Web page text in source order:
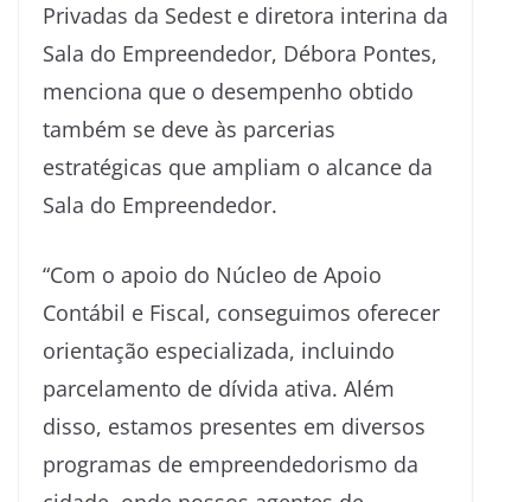
Privadas da Sedest e diretora interina da
Sala do Empreendedor, Débora Pontes,
menciona que o desempenho obtido
também se deve às parcerias
estratégicas que ampliam o alcance da
Sala do Empreendedor.
“Com o apoio do Núcleo de Apoio
Contábil e Fiscal, conseguimos oferecer
orientação especializada, incluindo
parcelamento de dívida ativa. Além
disso, estamos presentes em diversos
programas de empreendedorismo da